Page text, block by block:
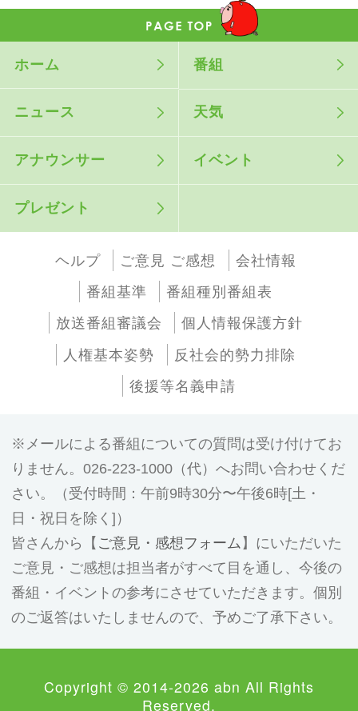
ホーム 番組
ニュース 天気
アナウンサー イベント
プレゼント
ヘルプ ご意見 ご感想
会社情報
番組基準
番組種別番組表
放送番組審議会
個人情報保護方針
人権基本姿勢
反社会的勢力排除
後援等名義申請
メールによる番組についての質問は受け付けてお
りません。026-223-1000（代）へお問い合わせくだ
さい。（受付時間：午前9時30分〜午後6時[土・
日・祝日を除く]）
皆さんから【 ご意見・感想フォーム 】にいただいた
ご意見・ご感想は担当者がすべて目を通し、今後の
番組・イベントの参考にさせていただきます。個別
のご返答はいたしませんので、予めご了承下さい。
Copyright © 2014-2026 abn All Rights
Reserved.